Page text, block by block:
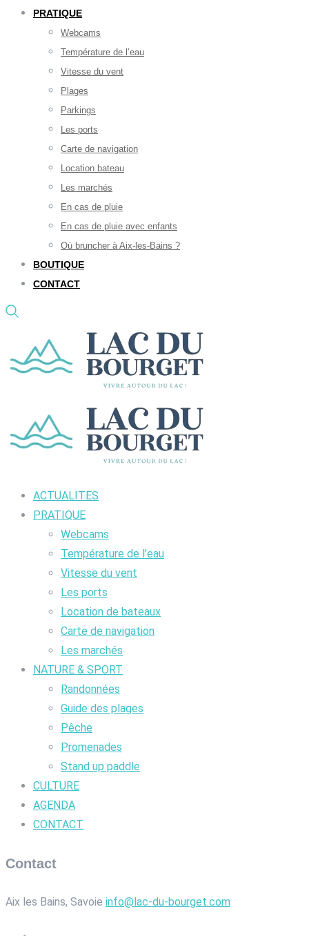
PRATIQUE
Webcams
Température de l’eau
Vitesse du vent
Plages
Parkings
Les ports
Carte de navigation
Location bateau
Les marchés
En cas de pluie
En cas de pluie avec enfants
Où bruncher à Aix-les-Bains ?
BOUTIQUE
CONTACT
ACTUALITES
PRATIQUE
Webcams
Température de l’eau
Vitesse du vent
Les ports
Location de bateaux
Carte de navigation
Les marchés
NATURE & SPORT
Randonnées
Guide des plages
Pêche
Promenades
Stand up paddle
CULTURE
AGENDA
CONTACT
Contact
Aix les Bains, Savoie info@lac-du-bourget.com